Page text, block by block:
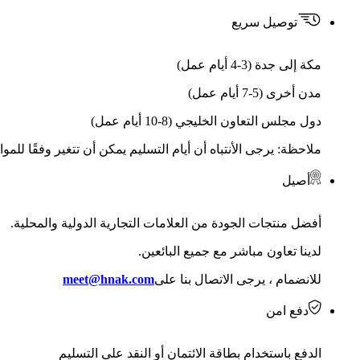
توصيل سريع
مكة إلى جدة (3-4 أيام عمل)
مدن أخرى (5-7 أيام عمل)
دول مجلس التعاون الخليجي (8-10 أيام عمل)
ملاحظة: يرجى الأنتباه أن أيام التسليم يمكن أن تتغير وفقًا
أصيل
أفضل منتجات الجودة من العلامات التجارية الدولية والمحلية.
لدينا تعاون مباشر مع جميع البائعين.
للانضمام ، يرجى الاتصال بنا علىmeet@hnak.com
دفع امن
الدفع باستخدام بطاقة الائتمان أو النقد على التسليم